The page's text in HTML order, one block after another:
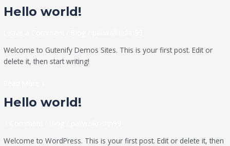
Hello world!
Welcome to Gutenify Demos Sites. This is your first post. Edit or
delete it, then start writing!
Hello
Hello world!
Welcome to WordPress. This is your first post. Edit or delete it, then
Hello